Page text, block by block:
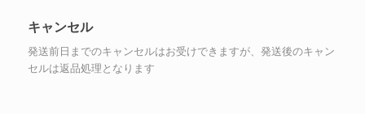
キャンセル
発送前日までのキャンセルはお受けできますが、発送後のキャン
セルは返品処理となります